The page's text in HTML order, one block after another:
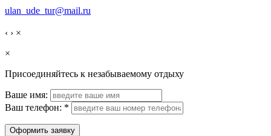
ulan_ude_tur@mail.ru
‹ › ×
×
Присоединяйтесь к незабываемому отдыху
Ваше имя:
Ваш телефон: *
Оформить заявку